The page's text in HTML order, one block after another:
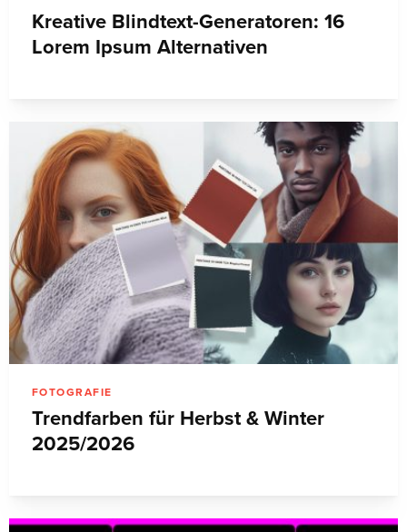
Kreative Blindtext-Generatoren: 16
Lorem Ipsum Alternativen
FOTOGRAFIE
Trendfarben für Herbst & Winter
2025/2026